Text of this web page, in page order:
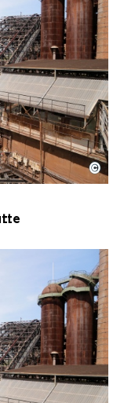
Hütte mit
Hütte | Karl
©